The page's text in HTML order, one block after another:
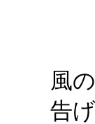
風の
告げ